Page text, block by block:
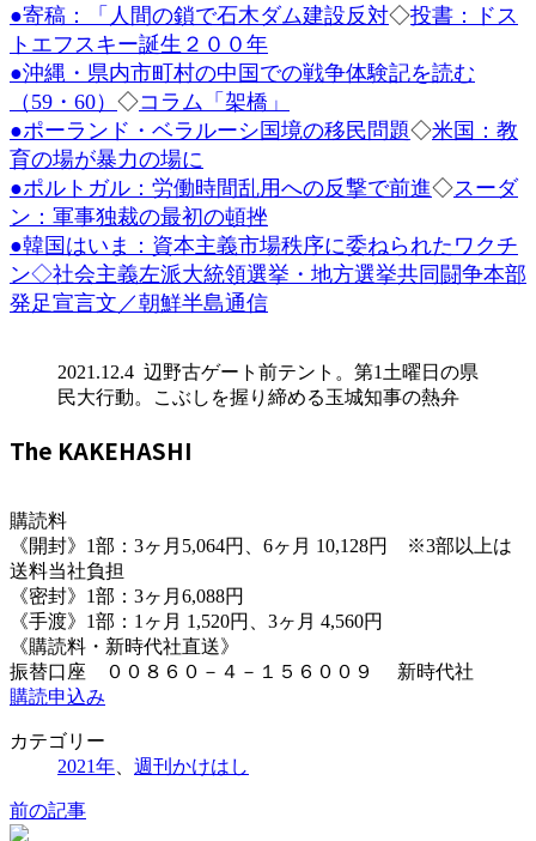
●寄稿：「人間の鎖で石木ダム建設反対◇投書：ドス
トエフスキー誕生２００年
●沖縄・県内市町村の中国での戦争体験記を読む
（59・60） ◇コラム「架橋」
●ポーランド・ベラルーシ国境の移民問題◇米国：教
育の場が暴力の場に
●ポルトガル：労働時間乱用への反撃で前進◇スーダ
ン：軍事独裁の最初の頓挫
●韓国はいま：資本主義市場秩序に委ねられたワクチ
ン◇社会主義左派大統領選挙・地方選挙共同闘争本部
発足宣言文／朝鮮半島通信
2021.12.4 辺野古ゲート前テント。第1土曜日の県
民大行動。こぶしを握り締める玉城知事の熱弁
The KAKEHASHI
購読料
《開封》1部：3ヶ月5,064円、6ヶ月 10,128円 ※3部以上は
送料当社負担
《密封》1部：3ヶ月6,088円
《手渡》1部：1ヶ月 1,520円、3ヶ月 4,560円
《購読料・新時代社直送》
振替口座 ００８６０－４－１５６００９ 新時代社
購読申込み
カテゴリー
2021年
週刊かけはし
前の記事